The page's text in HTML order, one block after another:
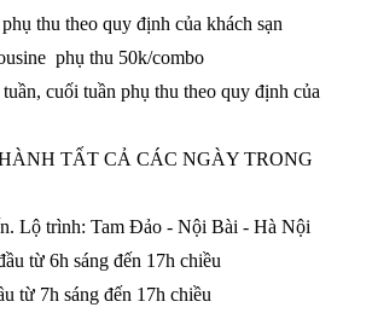
thu theo quy định của khách sạn
phụ thu 50k/combo
cuối tuần phụ thu theo quy định của
TẤT CẢ CÁC NGÀY TRONG
Lộ trình: Tam Đảo - Nội Bài - Hà Nội
từ 6h sáng đến 17h chiều
từ 7h sáng đến 17h chiều